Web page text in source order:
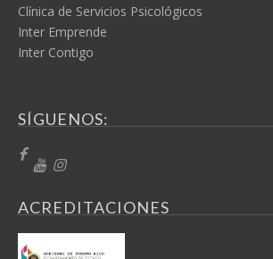
Clínica de Servicios Psicológicos
Inter Emprende
Inter Contigo
SÍGUENOS:
ACREDITACIONES